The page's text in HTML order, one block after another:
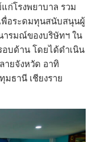
ก่โรงพยาบาล รวม
พื่อระดมทุนสนับสนุนผู้
ารมณ์ของบริษัทฯ ใน
บด้าน โดยได้ดำเนิน
ายจังหวัด อาทิ
ธานี เชียงราย